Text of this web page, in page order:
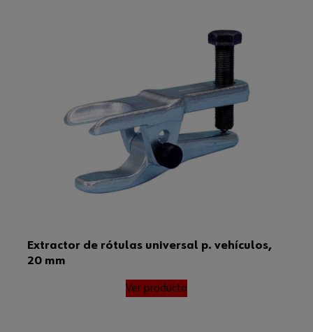
50 mm
82055980000
Peso del producto (por artículo) 341.000 g
Extractor de rótulas universal p. vehículos,
20 mm
Ver producto